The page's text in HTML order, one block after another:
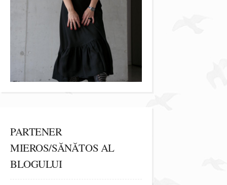
PARTENER
MIEROS/SĂNĂTOS AL
BLOGULUI